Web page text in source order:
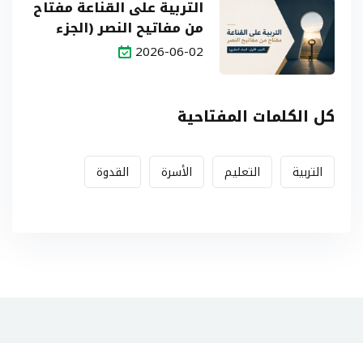
التربية على القناعة مفتاح
من مفاتيح النصر (الجزء
الأول: البناء النظري)
2026-06-02
كل الكلمات المفتاحية
التربية التعليم الأسرة القدوة